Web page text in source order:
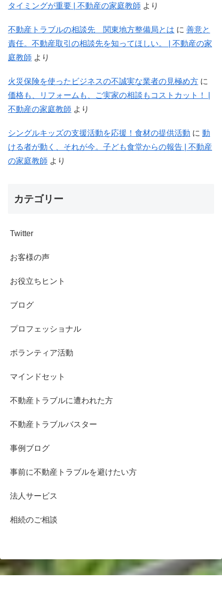
タイミングが重要 | 不動産の家庭教師 より
不動産トラブルの相談先 関東地方整備局とは に 善意と
責任。不動産取引の相談先を知ってほしい。 | 不動産の家
庭教師 より
火災保険を使ったビジネスの不誠実な業者の見極め方 に
価格も、リフォームも、ご実家の相談もコストカット！ |
不動産の家庭教師 より
シングルキッズの支援活動を応援！食材の提供活動 に 動
ける者が動く、それが今。子ども食堂からの報告 | 不動産
の家庭教師 より
カテゴリー
Twitter
お客様の声
お役立ちヒント
ブログ
プロフェッショナル
ボランティア活動
マインドセット
不動産トラブルに遭われた方
不動産トラブルバスター
事例ブログ
事前に不動産トラブルを避けたい方
法人サービス
相続のご相談